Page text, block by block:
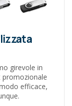
girevole in
promozionale
efficace,